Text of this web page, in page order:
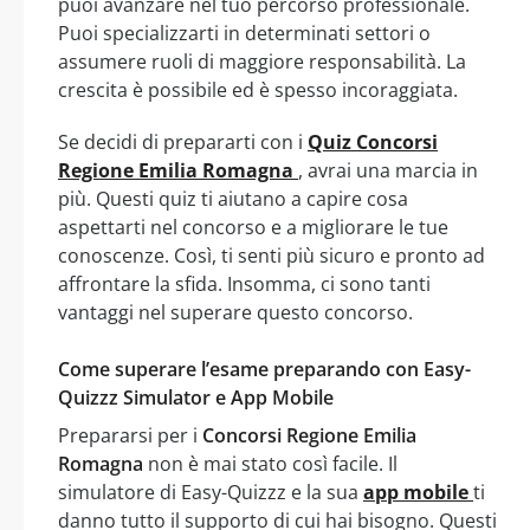
Puoi specializzarti in determinati settori o
assumere ruoli di maggiore responsabilità. La
crescita è possibile ed è spesso incoraggiata.
Se decidi di prepararti con i Quiz Concorsi
Regione Emilia Romagna , avrai una marcia in
più. Questi quiz ti aiutano a capire cosa
aspettarti nel concorso e a migliorare le tue
conoscenze. Così, ti senti più sicuro e pronto ad
affrontare la sfida. Insomma, ci sono tanti
vantaggi nel superare questo concorso.
Come superare l’esame preparando con Easy-
Quizzz Simulator e App Mobile
Prepararsi per i Concorsi Regione Emilia
Romagna non è mai stato così facile. Il
simulatore di Easy-Quizzz e la sua app mobileti
danno tutto il supporto di cui hai bisogno. Questi